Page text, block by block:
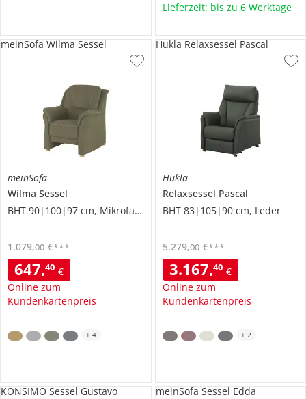
Lieferzeit: bis zu 6 Werktage
meinSofa
Wilma Sessel
BHT 90|100|97 cm, Mikrofaser
647,40 €
Online zum
Kundenkartenpreis
1.079,00 €***
meinSofa Wilma Sessel
+ 4
Hukla
Relaxsessel Pascal
BHT 83|105|90 cm, Leder
3.167,40 €
Online zum
Kundenkartenpreis
5.279,00 €***
Hukla Relaxsessel Pascal
+ 2
KONSIMO Sessel Gustavo meinSofa Sessel Edda